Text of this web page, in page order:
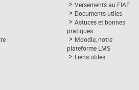
Versements au FIAF
Documents utiles
Astuces et bonnes
pratiques
Moodle, notre
plateforme LMS
Liens utiles